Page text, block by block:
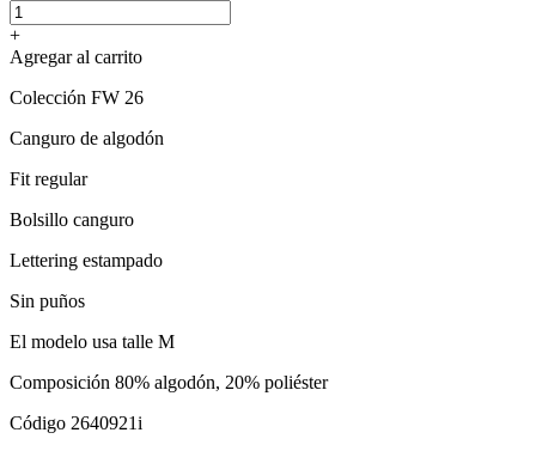
+
Agregar al carrito
Colección FW 26
Canguro de algodón
Fit regular
Bolsillo canguro
Lettering estampado
Sin puños
El modelo usa talle M
Composición 80% algodón, 20% poliéster
Código 2640921i